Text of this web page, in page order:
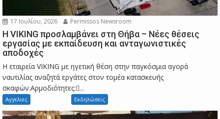
17 Ιουλίου, 2026 Permissos Newsroom
Η VIKING προσλαμβάνει στη Θήβα – Νέες θέσεις
εργασίας με εκπαίδευση και ανταγωνιστικές
αποδοχές
Η εταιρεία VIKING με ηγετική θέση στην παγκόσμια αγορά
ναυτιλίας αναζητά εργάτες στον τομέα κατασκευής
σκαφών.Αρμοδιότητες:...
Αγγελιες Εκδηλώσεις